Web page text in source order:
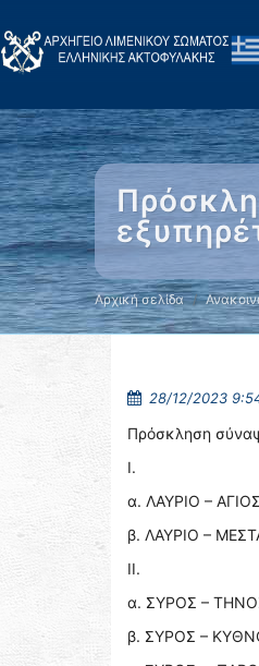
Αρχική σελίδα
28/12/2023
Πρόσκληση
Ι.
α. ΛΑΥΡΙΟ –
β. ΛΑΥΡΙΟ –
II.
α. ΣΥΡΟΣ –
β. ΣΥΡΟΣ –